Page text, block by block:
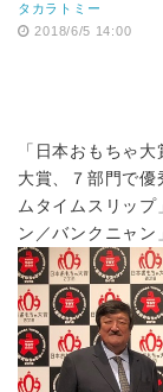
タカラトミー
2018/6/5 14:00
「日本おもちゃ
大賞、７部門で優
ムタイムスリップ
ン／バンクニャン